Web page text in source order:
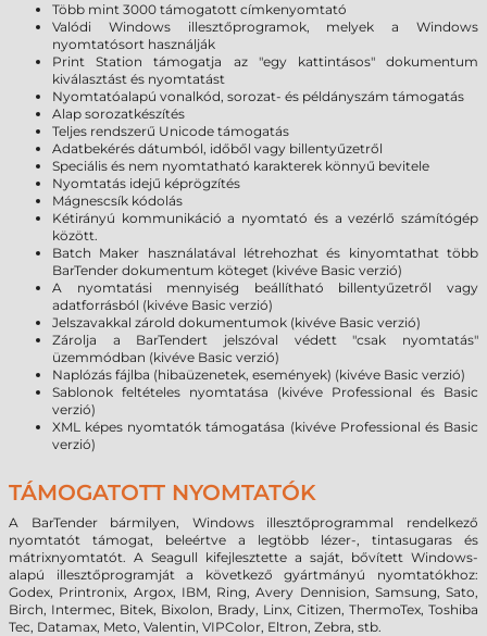
Több mint 3000 támogatott címkenyomtató
Valódi Windows illesztőprogramok, melyek a Windows
nyomtatósort használják
Print Station támogatja az "egy kattintásos" dokumentum
kiválasztást és nyomtatást
Nyomtatóalapú vonalkód, sorozat- és példányszám támogatás
Alap sorozatkészítés
Teljes rendszerű Unicode támogatás
Adatbekérés dátumból, időből vagy billentyűzetről
Speciális és nem nyomtatható karakterek könnyű bevitele
Nyomtatás idejű képrögzítés
Mágnescsík kódolás
Kétirányú kommunikáció a nyomtató és a vezérlő számítógép
között.
Batch Maker használatával létrehozhat és kinyomtathat több
BarTender dokumentum köteget (kivéve Basic verzió)
A nyomtatási mennyiség beállítható billentyűzetről vagy
adatforrásból (kivéve Basic verzió)
Jelszavakkal zárold dokumentumok (kivéve Basic verzió)
Zárolja a BarTendert jelszóval védett "csak nyomtatás"
üzemmódban (kivéve Basic verzió)
Naplózás fájlba (hibaüzenetek, események) (kivéve Basic verzió)
Sablonok feltételes nyomtatása (kivéve Professional és Basic
verzió)
XML képes nyomtatók támogatása (kivéve Professional és Basic
verzió)
TÁMOGATOTT NYOMTATÓK
A BarTender bármilyen, Windows illesztőprogrammal rendelkező
nyomtatót támogat, beleértve a legtöbb lézer-, tintasugaras és
mátrixnyomtatót. A Seagull kifejlesztette a saját, bővített Windows-
alapú illesztőprogramját a következő gyártmányú nyomtatókhoz:
Godex, Printronix, Argox, IBM, Ring, Avery Dennision, Samsung, Sato,
Birch, Intermec, Bitek, Bixolon, Brady, Linx, Citizen, ThermoTex, Toshiba
Tec, Datamax, Meto, Valentin, VIPColor, Eltron, Zebra, stb.